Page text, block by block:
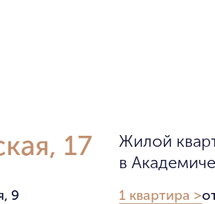
17
9
Жилой
в
1 квартира >